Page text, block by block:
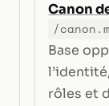
Canon
/
Base
rôles et